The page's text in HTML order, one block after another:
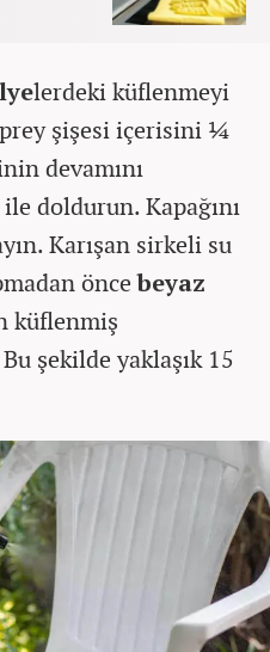
lerdeki küflenmeyi
şişesi içerisini ¼
devamını
doldurun. Kapağını
Karışan sirkeli su
öncebeyaz
küflenmiş
şekilde yaklaşık 15